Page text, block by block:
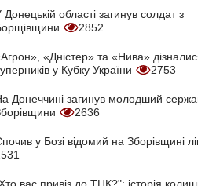
Донецькій області загинув солдат з
2852
«Дністер» та «Нива»
у Кубку України
2753
Донеччині загинув молодший
2636
у Бозі відомий на Зборівщині